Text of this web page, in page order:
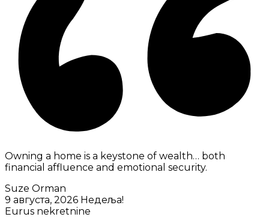
Owning a home is a keystone of wealth… both
financial affluence and emotional security.
Suze Orman
9 августа, 2026 Недеља!
Eurus nekretnine